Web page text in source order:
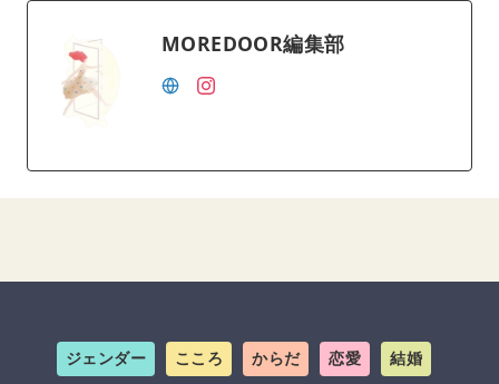
MOREDOOR編集部
ジェンダー こころ からだ 恋愛 結婚